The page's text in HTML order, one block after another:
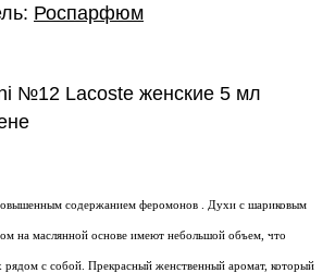
Роспарфюм
№12 Lacoste женские 5 мл
содержанием феромонов . Духи с шариковым
на маслянной основе имеют небольшой объем, что
рядом с собой. Прекрасный женственный аромат, который